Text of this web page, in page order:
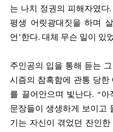
는 나치 정권의 피해자였
평생 어릿광대짓을 하며
언’한다. 대체 무슨 일이 있
주인공의 입을 통해 듣는
시즘의 참혹함에 관통 당한
를 끌어안으며 빛난다. “
문장들이 생생하게 보이고
기는 자신이 겪었던 잔인